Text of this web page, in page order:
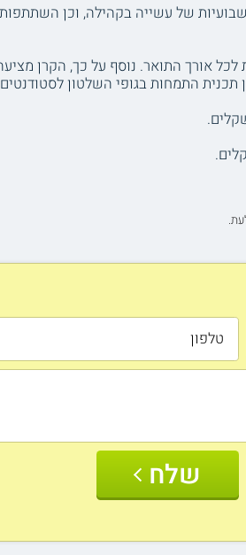
של עשייה בקהילה, וכן
אורך התואר. נוסף על כך, הקרן
התמחות בגופי השלטון
שלח